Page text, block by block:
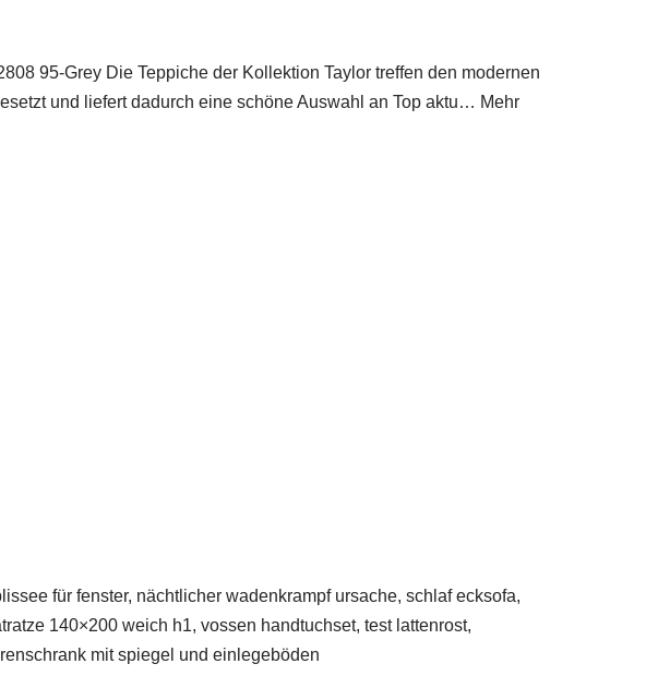
95-Grey Die Teppiche der Kollektion Taylor treffen den modernen
und liefert dadurch eine schöne Auswahl an Top aktu… Mehr
für fenster, nächtlicher wadenkrampf ursache, schlaf ecksofa,
140×200 weich h1, vossen handtuchset, test lattenrost,
mit spiegel und einlegeböden